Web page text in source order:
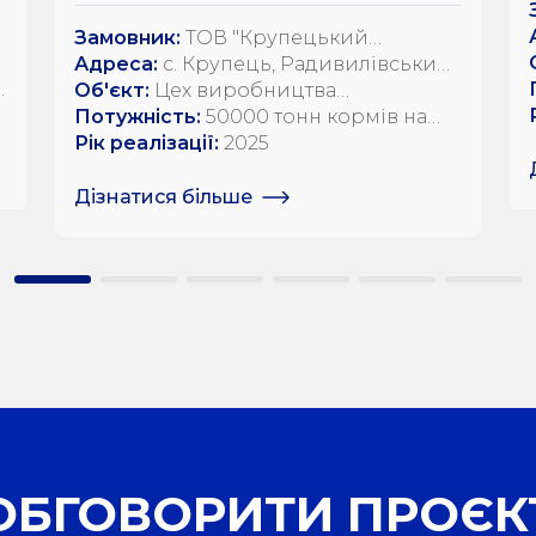
Замовник: ТОВ "Крупецький
комбікормовий завод"
Адреса: с. Крупець, Радивилівський
р-н, Рівненська обл., вул. Довга, 69
Об'єкт: Цех виробництва
комбікормів
Потужність: 50000 тонн кормів на
рік
Рік реалізації: 2025
Дізнатися більше